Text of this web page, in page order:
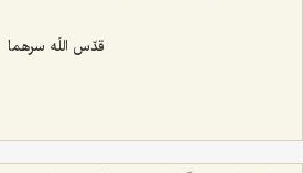
قدّس اللَه سرهما